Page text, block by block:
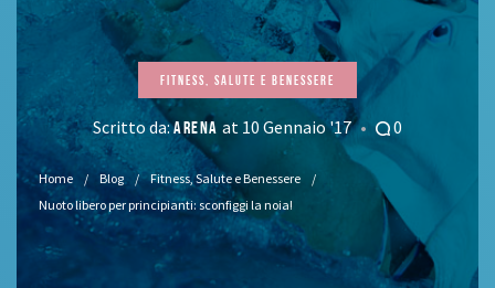
Fitness, Salute e Benessere
Scritto da:ARENA at 10 Gennaio '17 0
Home Blog
Fitness, Salute e Benessere
Nuoto libero per principianti: sconfiggi la noia!